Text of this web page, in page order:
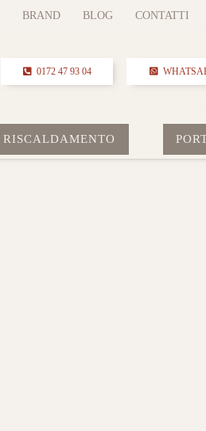
CONTATTI
BLOG
BRAND
0172 47 93 04
RISCALDAMENTO